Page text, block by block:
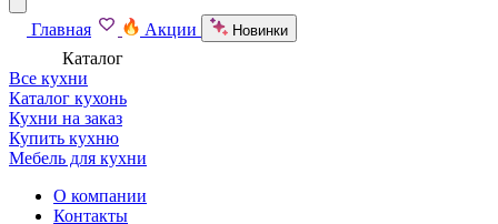
Главная Акции Новинки
Каталог
Все кухни
Каталог кухонь
Кухни на заказ
Купить кухню
Мебель для кухни
О компании
Контакты